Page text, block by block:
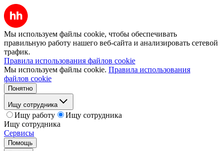
Мы используем файлы cookie, чтобы обеспечивать
правильную работу нашего веб-сайта и анализировать сетевой
трафик.
Правила использования файлов cookie
Мы используем файлы cookie. Правила использования
файлов cookie
Понятно
Ищу сотрудника
Ищу работу
Ищу сотрудника
Ищу сотрудника
Сервисы
Помощь